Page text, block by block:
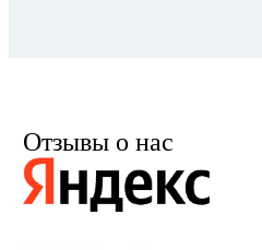
Отзывы о нас